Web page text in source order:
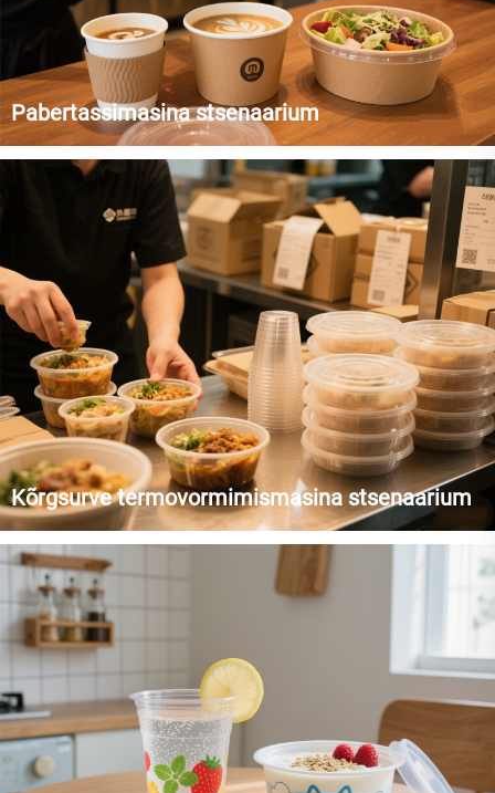
Pabertassimasina stsenaarium
Vastuseks kasvavale keskkonnateadlikkusele, pühkime uhke
GC-16S täis-söövitava pabertassi masina ja GC-1350T kõrge
kiirusega paberist tassi masina. GC-16S on võimeline tootma
üksikud/topel PE & PLA katsetustega
korduskasutusvõimaluseta pabertassi...
Kõrgsurve termovormimismasina stsenaarium
Kunstnikkõrgsurve termovormimismasinad mängivad olulist
rolli toidupakkimise lahenduste tootmisel. Neid keskendutakse
toidupakkumisele, suudavad need masinad valmistada olulisi
ühekordselt kasutatavaid plasttooteid, nagu puuviljakastid,
toiduviibimaterjalid jne...